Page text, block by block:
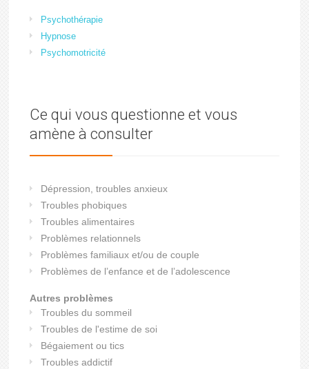
Psychothérapie
Hypnose
Psychomotricité
Ce qui vous questionne et vous
amène à consulter
Dépression, troubles anxieux
Troubles phobiques
Troubles alimentaires
Problèmes relationnels
Problèmes familiaux et/ou de couple
Problèmes de l’enfance et de l’adolescence
Autres problèmes
Troubles du sommeil
Troubles de l'estime de soi
Bégaiement ou tics
Troubles addictif